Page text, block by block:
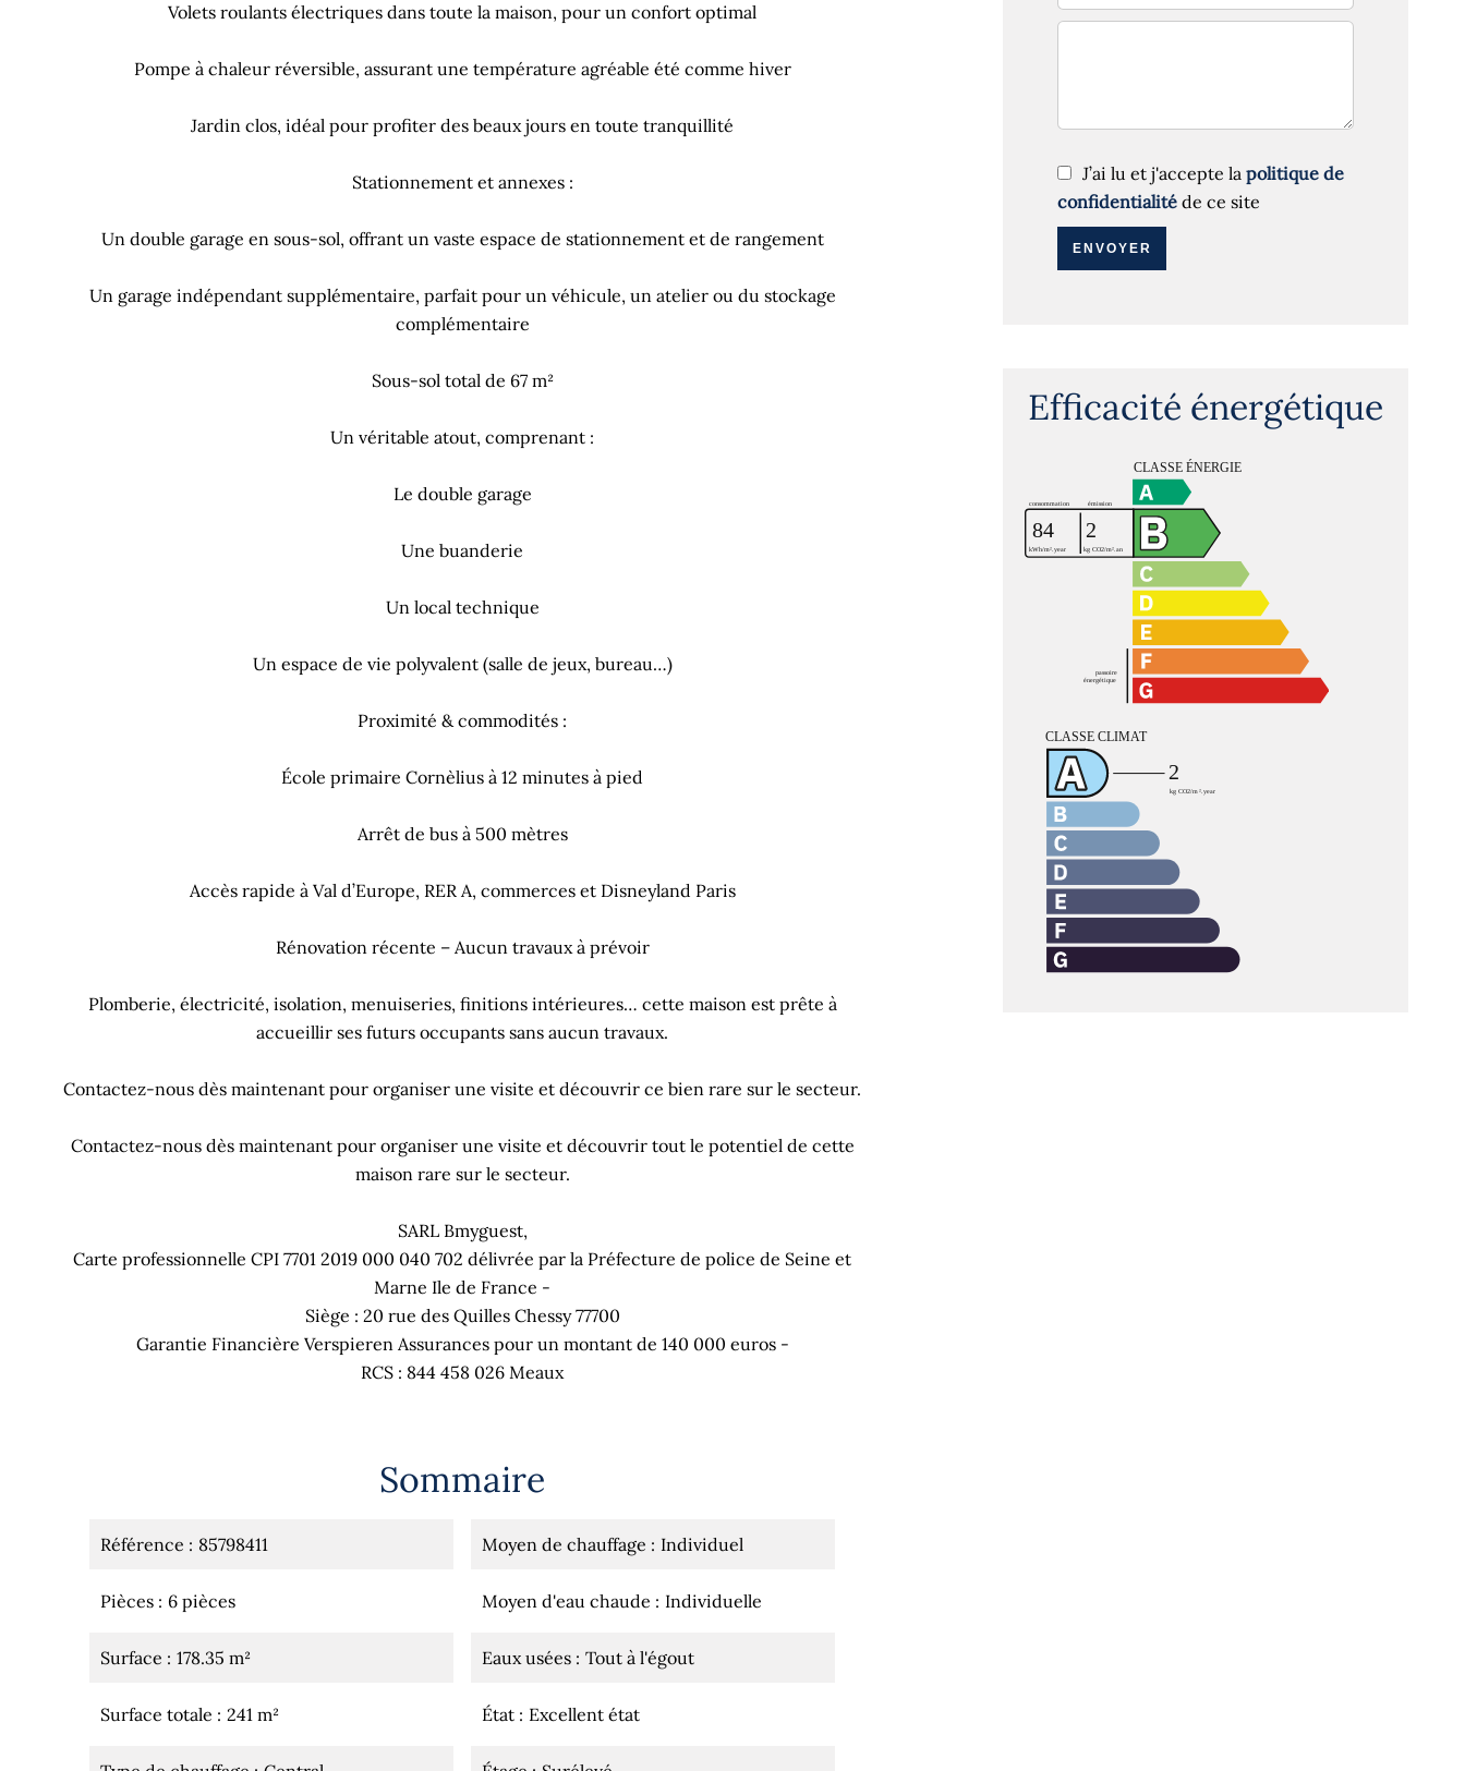
Volets roulants électriques dans toute la maison, pour un confort optimal
Pompe à chaleur réversible, assurant une température agréable été comme hiver
Jardin clos, idéal pour profiter des beaux jours en toute tranquillité
Stationnement et annexes :
Un double garage en sous-sol, offrant un vaste espace de stationnement et de rangement
Un garage indépendant supplémentaire, parfait pour un véhicule, un atelier ou du stockage
complémentaire
Sous-sol total de 67 m²
Un véritable atout, comprenant :
Le double garage
Une buanderie
Un local technique
Un espace de vie polyvalent (salle de jeux, bureau…)
Proximité & commodités :
École primaire Cornèlius à 12 minutes à pied
Arrêt de bus à 500 mètres
Accès rapide à Val d’Europe, RER A, commerces et Disneyland Paris
Rénovation récente – Aucun travaux à prévoir
Plomberie, électricité, isolation, menuiseries, finitions intérieures… cette maison est prête à
accueillir ses futurs occupants sans aucun travaux.
Contactez-nous dès maintenant pour organiser une visite et découvrir ce bien rare sur le secteur.
Contactez-nous dès maintenant pour organiser une visite et découvrir tout le potentiel de cette
maison rare sur le secteur.
SARL Bmyguest,
Carte professionnelle CPI 7701 2019 000 040 702 délivrée par la Préfecture de police de Seine et
Marne Ile de France -
Siège : 20 rue des Quilles Chessy 77700
Garantie Financière Verspieren Assurances pour un montant de 140 000 euros -
RCS : 844 458 026 Meaux
Sommaire
Référence 85798411
Pièces 6 pièces
Surface 178.35 m²
Surface totale 241 m²
Moyen de chauffage Individuel
Moyen d'eau chaude Individuelle
Eaux usées Tout à l'égout
État Excellent état
J’ai lu et j'accepte la politique de
confidentialité de ce site
ENVOYER
Efficacité énergétique